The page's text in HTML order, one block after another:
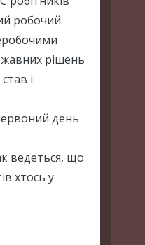
робочий
рішень
і
день
ведеться, що
хтось у